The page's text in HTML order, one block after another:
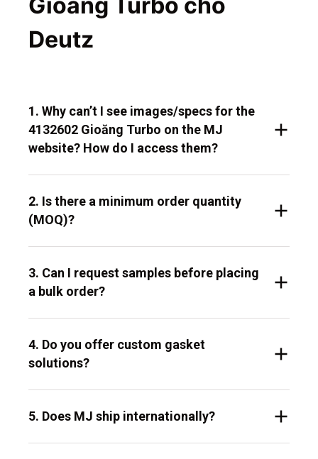
Deutz
1. Why can’t I see images/specs for the
4132602 Gioăng Turbo on the MJ
website? How do I access them?
2. Is there a minimum order quantity
(MOQ)?
3. Can I request samples before placing
a bulk order?
4. Do you offer custom gasket
solutions?
5. Does MJ ship internationally?